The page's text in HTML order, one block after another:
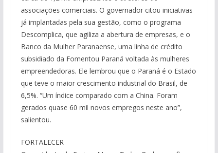
associações comerciais. O governador citou iniciativas
já implantadas pela sua gestão, como o programa
Descomplica, que agiliza a abertura de empresas, e o
Banco da Mulher Paranaense, uma linha de crédito
subsidiado da Fomentou Paraná voltada às mulheres
empreendedoras. Ele lembrou que o Paraná é o Estado
que teve o maior crescimento industrial do Brasil, de
6,5%. “Um índice comparado com a China. Foram
gerados quase 60 mil novos empregos neste ano”,
salientou.
FORTALECER